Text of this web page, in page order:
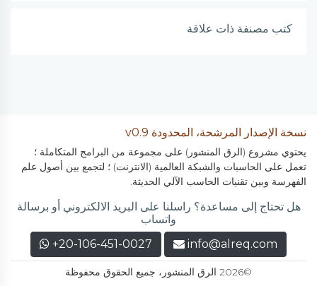
كتب مصنفة ذات علاقة
نسخة الإصدار المرشحة، المحدودة v0.9
يحتوي مشروع (الرق المنشور) على مجموعة من البرامج المتكاملة ؛
تعمل على الحاسبات والشبكة العالمية (الانترنت) ؛ لتجمع بين أصول علم
الفهرسة وبين تقنيات الحاسب الآلي الحديثة.
هل تحتاج إلى مساعدة؟ راسلنا على البريد الالكتروني أو برسالة
واتساب
info@alreq.com
+20-106-451-0027
©2026 الرق المنشور، جميع الحقوق محفوظة